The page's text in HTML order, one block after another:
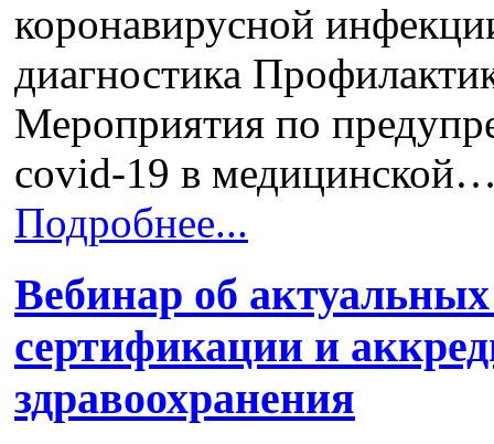
коронавирусной
диагностика
Мероприятия по
covid-19 в
Подробнее...
Вебинар об
сертификации и
здравоохранения